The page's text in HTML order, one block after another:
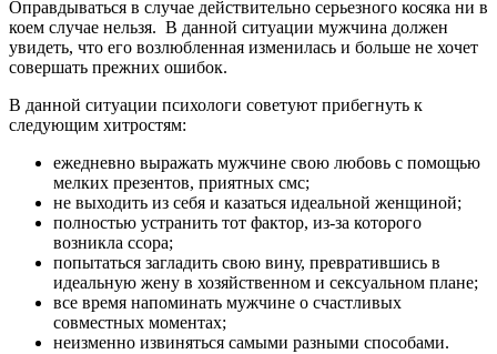
Оправдываться в случае действительно серьезного косяка ни в
коем случае нельзя. В данной ситуации мужчина должен
увидеть, что его возлюбленная изменилась и больше не хочет
совершать прежних ошибок.
В данной ситуации психологи советуют прибегнуть к
следующим хитростям:
ежедневно выражать мужчине свою любовь с помощью
мелких презентов, приятных смс;
не выходить из себя и казаться идеальной женщиной;
полностью устранить тот фактор, из-за которого
возникла ссора;
попытаться загладить свою вину, превратившись в
идеальную жену в хозяйственном и сексуальном плане;
все время напоминать мужчине о счастливых
совместных моментах;
неизменно извиняться самыми разными способами.